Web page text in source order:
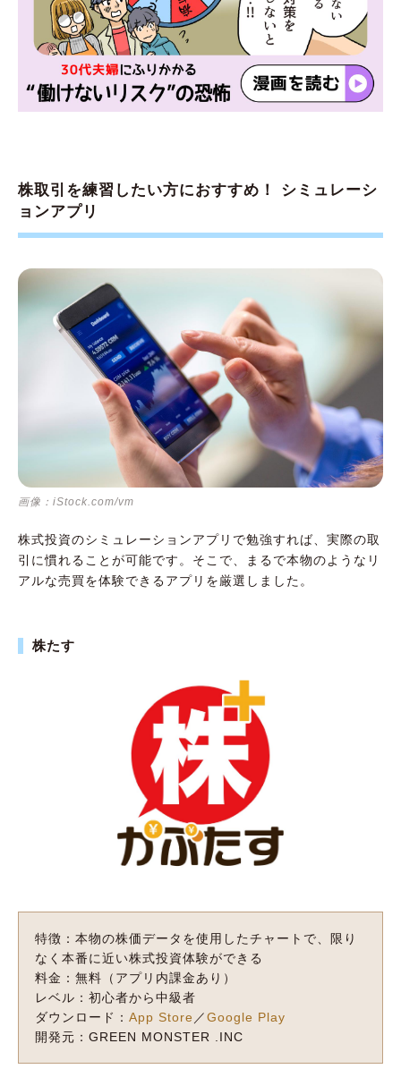
株取引を練習したい方におすすめ！ シミュレーシ
ョンアプリ
画像：iStock.com/vm
株式投資のシミュレーションアプリで勉強すれば、実際の取
引に慣れることが可能です。そこで、まるで本物のようなリ
アルな売買を体験できるアプリを厳選しました。
株たす
特徴：本物の株価データを使用したチャートで、限り
なく本番に近い株式投資体験ができる
料金：無料（アプリ内課金あり）
レベル：初心者から中級者
ダウンロード：App Store ／Google Play
開発元：GREEN MONSTER .INC